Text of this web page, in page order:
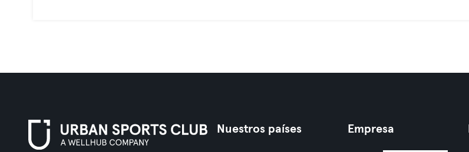
Nuestros países Empresa